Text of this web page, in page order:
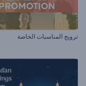
ترويج المناسبات الخاصة